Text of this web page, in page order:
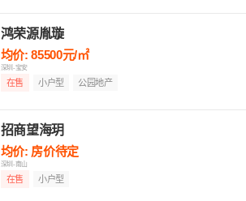
鸿荣源胤璇
均价: 85500元/㎡
深圳-宝安
在售 小户型 公园地产
招商望海玥
均价: 房价待定
深圳-南山
在售 小户型